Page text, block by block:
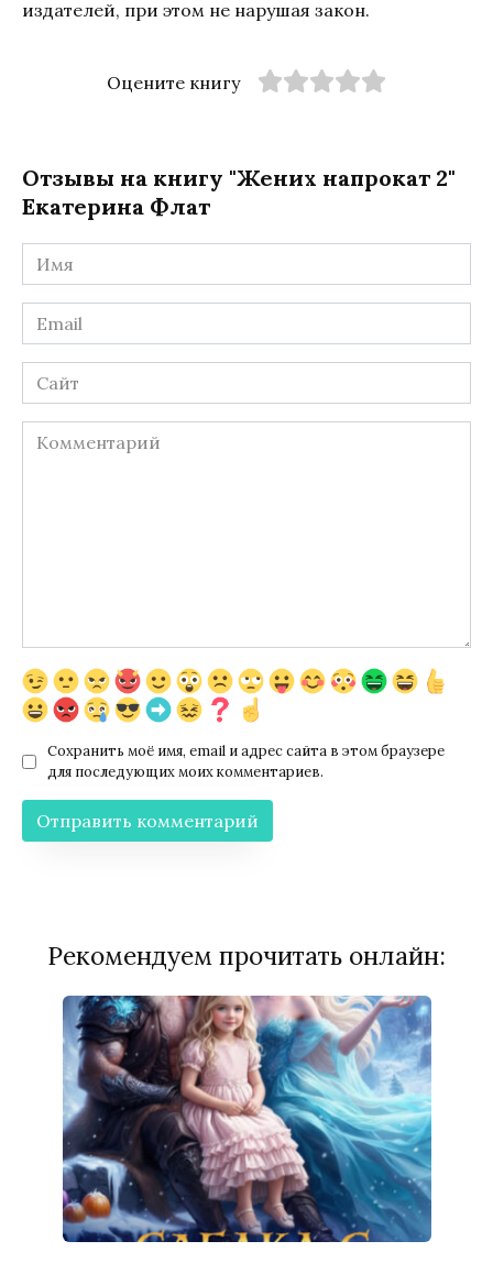
издателей, при этом не нарушая закон.
Оцените книгу
Отзывы на книгу "Жених напрокат 2"
Екатерина Флат
Имя
*
Email
*
Сайт
Комментарий
Сохранить моё имя, email и адрес сайта в этом браузере
для последующих моих комментариев.
Рекомендуем прочитать онлайн: